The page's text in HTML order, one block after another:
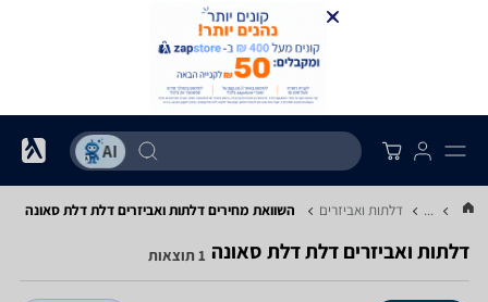
... דלתות ואביזרים השוואת מחירים דלתות ואביזרים ‏דלת ‏דלת סאונה
דלתות ואביזרים ‏דלת ‏דלת סאונה 1 תוצאות